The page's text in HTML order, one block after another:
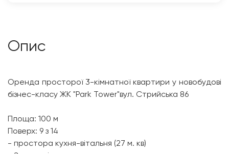
Опис
Оренда просторої 3-кімнатної квартири у новобудові
бізнес-класу ЖК "Park Tower"вул. Стрийська 86
Площа: 100 м
Поверх: 9 з 14
- простора кухня-вітальня (27 м. кв)